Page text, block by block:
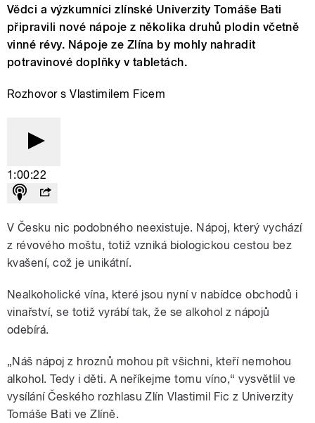
Vědci a výzkumníci zlínské Univerzity Tomáše Bati
připravili nové nápoje z několika druhů plodin včetně
vinné révy. Nápoje ze Zlína by mohly nahradit
potravinové doplňky v tabletách.
Rozhovor s Vlastimilem Ficem
1:00:22
V Česku nic podobného neexistuje. Nápoj, který vychází
z révového moštu, totiž vzniká biologickou cestou bez
kvašení, což je unikátní.
Nealkoholické vína, které jsou nyní v nabídce obchodů i
vinařství, se totiž vyrábí tak, že se alkohol z nápojů
odebírá.
„Náš nápoj z hroznů mohou pít všichni, kteří nemohou
alkohol. Tedy i děti. A neříkejme tomu víno,“ vysvětlil ve
vysílání Českého rozhlasu Zlín Vlastimil Fic z Univerzity
Tomáše Bati ve Zlíně.